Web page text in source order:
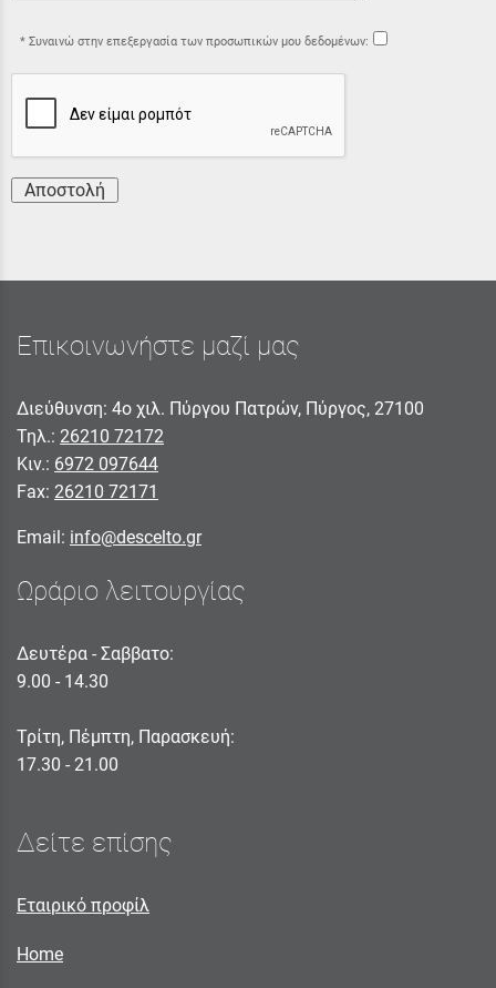
Συναινώ στην επεξεργασία των προσωπικών μου δεδομένων:
Αποστολή
Επικοινωνήστε μαζί μας
Διεύθυνση: 4ο χιλ. Πύργου Πατρών, Πύργος, 27100
Τηλ.: 26210 72172
Κιν.: 6972 097644
Fax: 26210 72171
Email: info@descelto.gr
Ωράριο λειτουργίας
Δευτέρα - Σαββατο:
9.00 - 14.30
Τρίτη, Πέμπτη, Παρασκευή:
17.30 - 21.00
Δείτε επίσης
Εταιρικό προφίλ
Home